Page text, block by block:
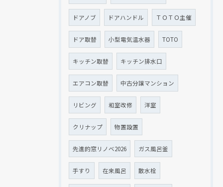
ドアノブ ドアハンドル ＴＯＴＯ主催
ドア取替 小型電気温水器 TOTO
キッチン取替 キッチン排水口
エアコン取替 中古分譲マンション
リビング 和室改修 洋室
クリナップ 物置設置
先進的窓リノベ2026 ガス風呂釜
手すり 在来風呂 散水栓